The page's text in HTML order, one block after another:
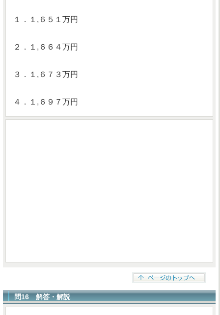
１．１,６５１万円
２．１,６６４万円
３．１,６７３万円
４．１,６９７万円
問16 解答・解説